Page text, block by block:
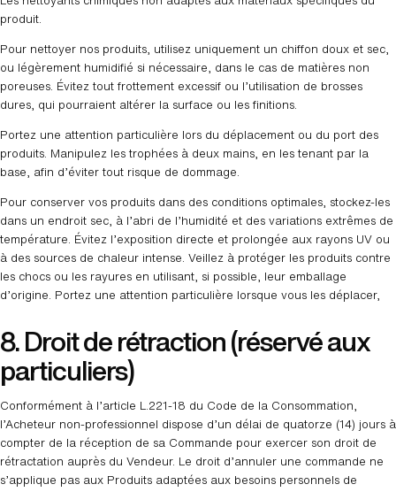
produit.
Pour nettoyer nos produits, utilisez uniquement un chiffon doux et sec,
ou légèrement humidifié si nécessaire, dans le cas de matières non
poreuses. Évitez tout frottement excessif ou l’utilisation de brosses
dures, qui pourraient altérer la surface ou les finitions.
Portez une attention particulière lors du déplacement ou du port des
produits. Manipulez les trophées à deux mains, en les tenant par la
base, afin d’éviter tout risque de dommage.
Pour conserver vos produits dans des conditions optimales, stockez-les
dans un endroit sec, à l’abri de l’humidité et des variations extrêmes de
température. Évitez l’exposition directe et prolongée aux rayons UV ou
à des sources de chaleur intense. Veillez à protéger les produits contre
les chocs ou les rayures en utilisant, si possible, leur emballage
d’origine. Portez une attention particulière lorsque vous les déplacer,
8. Droit de rétraction (réservé aux
particuliers)
Conformément à l’article L.221-18 du Code de la Consommation,
l’Acheteur non-professionnel dispose d’un délai de quatorze (14) jours à
compter de la réception de sa Commande pour exercer son droit de
rétractation auprès du Vendeur. Le droit d’annuler une commande ne
s’applique pas aux Produits adaptées aux besoins personnels de